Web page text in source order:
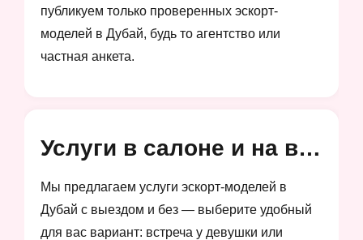
публикуем только проверенных эскорт-
моделей в Дубай, будь то агентство или
частная анкета.
Услуги в салоне и на выезд
Мы предлагаем услуги эскорт-моделей в
Дубай с выездом и без — выберите удобный
для вас вариант: встреча у девушки или